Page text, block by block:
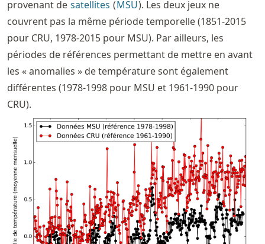
provenant de satellites (MSU). Les deux jeux ne
couvrent pas la même période temporelle (1851-2015
pour CRU, 1978-2015 pour MSU). Par ailleurs, les
périodes de références permettant de mettre en avant
les « anomalies » de température sont également
différentes (1978-1998 pour MSU et 1961-1990 pour
CRU).